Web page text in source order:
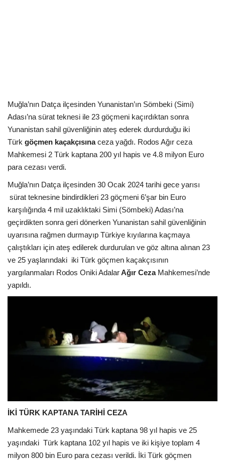
Muğla’nın Datça ilçesinden Yunanistan’ın Sömbeki (Simi)
Adası’na sürat teknesi ile 23 göçmeni kaçırdıktan sonra
Yunanistan sahil güvenliğinin ateş ederek durdurduğu iki
Türk göçmen kaçakçısınaceza yağdı. Rodos Ağır ceza
Mahkemesi 2 Türk kaptana 200 yıl hapis ve 4.8 milyon Euro
para cezası verdi.
Muğla’nın Datça ilçesinden 30 Ocak 2024 tarihi gece yarısı
sürat teknesine bindirdikleri 23 göçmeni 6’şar bin Euro
karşılığında 4 mil uzaklıktaki Simi (Sömbeki) Adası’na
geçirdikten sonra geri dönerken Yunanistan sahil güvenliğinin
uyarısına rağmen durmayıp Türkiye kıyılarına kaçmaya
çalıştıkları için ateş edilerek durdurulan ve göz altına alınan 23
ve 25 yaşlarındaki iki Türk göçmen kaçakçısının
yargılanmaları Rodos Oniki AdalarAğır CezaMahkemesi’nde
yapıldı.
İKİ TÜRK KAPTANA TARİHİ CEZA
Mahkemede 23 yaşındaki Türk kaptana 98 yıl hapis ve 25
yaşındaki Türk kaptana 102 yıl hapis ve iki kişiye toplam 4
milyon 800 bin Euro para cezası verildi. İki Türk göçmen